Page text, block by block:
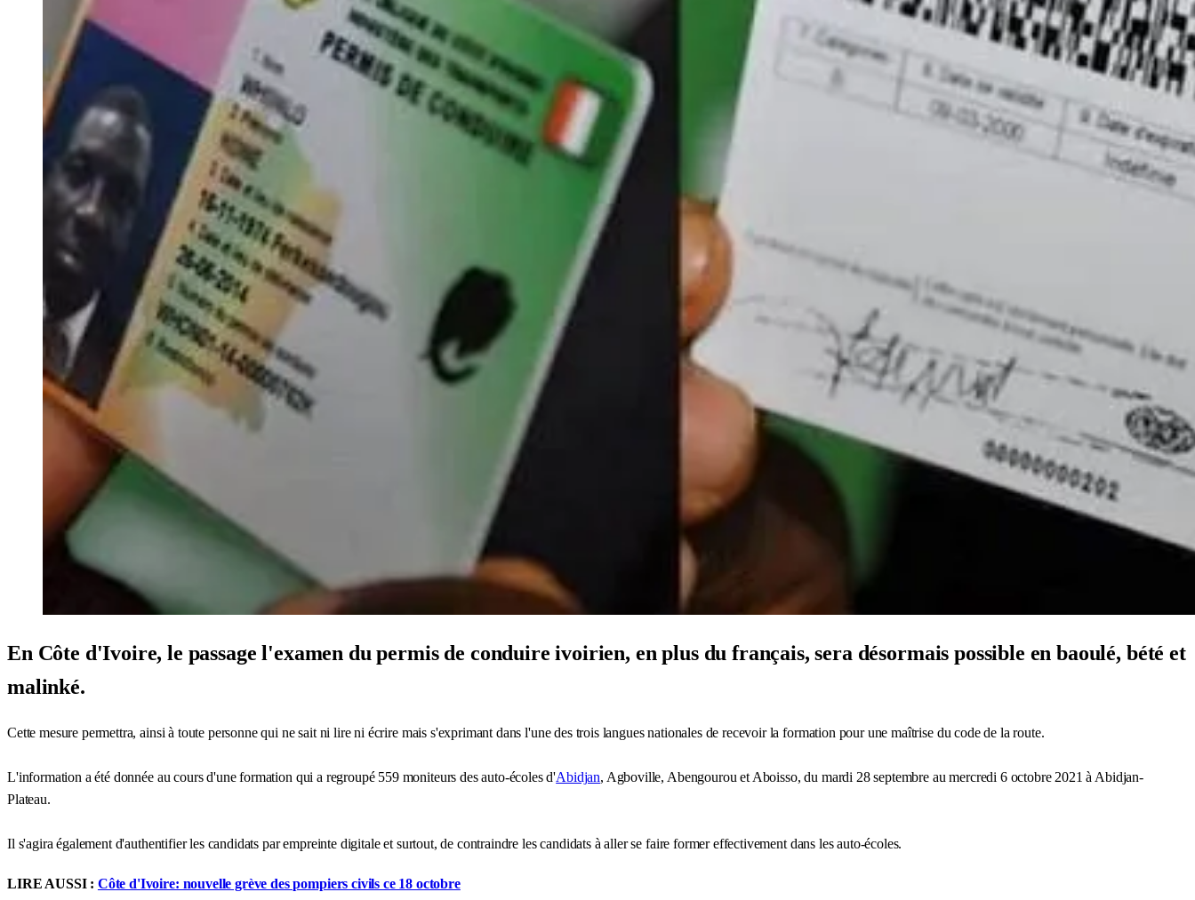
En Côte d'Ivoire, le passage l'examen du permis de conduire ivoirien, en plus du français, sera désormais possible en baoulé, bété et
malinké.
Cette mesure permettra, ainsi à toute personne qui ne sait ni lire ni écrire mais s'exprimant dans l'une des trois langues nationales de recevoir la formation pour une maîtrise du code de la route.
L'information a été donnée au cours d'une formation qui a regroupé 559 moniteurs des auto-écoles d'Abidjan, Agboville, Abengourou et Aboisso, du mardi 28 septembre au mercredi 6 octobre 2021 à Abidjan-
Plateau.
Il s'agira également d'authentifier les candidats par empreinte digitale et surtout, de contraindre les candidats à aller se faire former effectivement dans les auto-écoles.
LIRE AUSSI : Côte d'Ivoire: nouvelle grève des pompiers civils ce 18 octobre